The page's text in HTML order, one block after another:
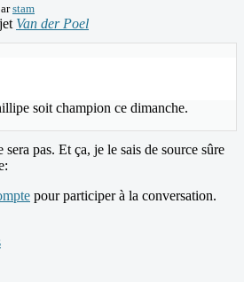
stam
Van der Poel
soit champion ce dimanche.
pas. Et ça, je le sais de source sûre
pour participer à la conversation.